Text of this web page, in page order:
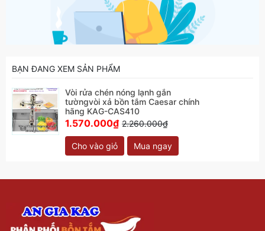
BẠN ĐANG XEM SẢN PHẨM
Vòi rửa chén nóng lạnh gắn
tườngvòi xả bồn tắm Caesar chính
hãng KAG-CAS410
1.570.000₫ 2.260.000₫
Cho vào giỏ Mua ngay